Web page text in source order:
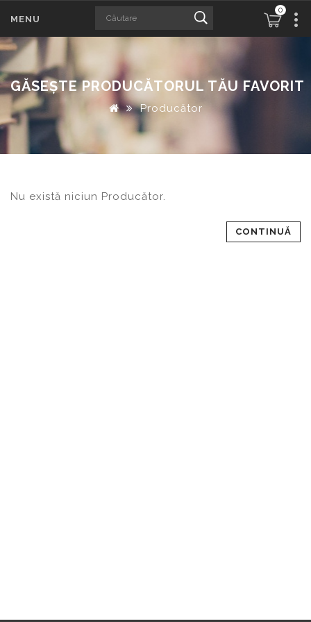
0
MENU
GĂSEŞTE PRODUCĂTORUL TĂU FAVORIT
Producător
Nu există niciun Producător.
CONTINUĂ